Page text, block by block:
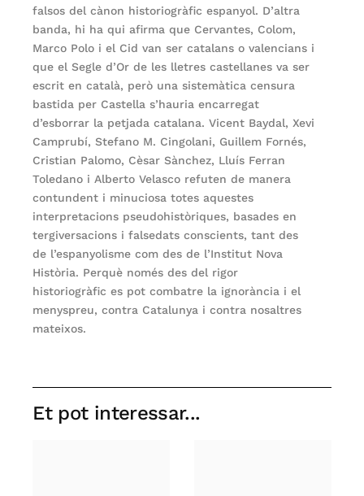
falsos del cànon historiogràfic espanyol. D’altra
banda, hi ha qui afirma que Cervantes, Colom,
Marco Polo i el Cid van ser catalans o valencians i
que el Segle d’Or de les lletres castellanes va ser
escrit en català, però una sistemàtica censura
bastida per Castella s’hauria encarregat
d’esborrar la petjada catalana. Vicent Baydal, Xevi
Camprubí, Stefano M. Cingolani, Guillem Fornés,
Cristian Palomo, Cèsar Sànchez, Lluís Ferran
Toledano i Alberto Velasco refuten de manera
contundent i minuciosa totes aquestes
interpretacions pseudohistòriques, basades en
tergiversacions i falsedats conscients, tant des
de l’espanyolisme com des de l’Institut Nova
Història. Perquè només des del rigor
historiogràfic es pot combatre la ignorància i el
menyspreu, contra Catalunya i contra nosaltres
mateixos.
Et pot interessar...